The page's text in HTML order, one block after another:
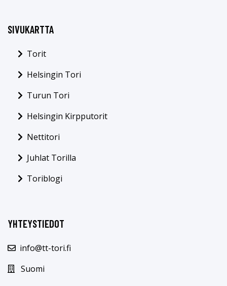
SIVUKARTTA
Torit
Helsingin Tori
Turun Tori
Helsingin Kirpputorit
Nettitori
Juhlat Torilla
Toriblogi
YHTEYSTIEDOT
info@tt-tori.fi
Suomi